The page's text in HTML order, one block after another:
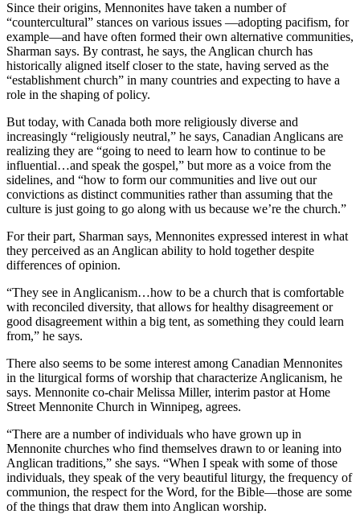
Since their origins, Mennonites have taken a number of
“countercultural” stances on various issues —adopting pacifism, for
example—and have often formed their own alternative communities,
Sharman says. By contrast, he says, the Anglican church has
historically aligned itself closer to the state, having served as the
“establishment church” in many countries and expecting to have a
role in the shaping of policy.
But today, with Canada both more religiously diverse and
increasingly “religiously neutral,” he says, Canadian Anglicans are
realizing they are “going to need to learn how to continue to be
influential…and speak the gospel,” but more as a voice from the
sidelines, and “how to form our communities and live out our
convictions as distinct communities rather than assuming that the
culture is just going to go along with us because we’re the church.”
For their part, Sharman says, Mennonites expressed interest in what
they perceived as an Anglican ability to hold together despite
differences of opinion.
“They see in Anglicanism…how to be a church that is comfortable
with reconciled diversity, that allows for healthy disagreement or
good disagreement within a big tent, as something they could learn
from,” he says.
There also seems to be some interest among Canadian Mennonites
in the liturgical forms of worship that characterize Anglicanism, he
says. Mennonite co-chair Melissa Miller, interim pastor at Home
Street Mennonite Church in Winnipeg, agrees.
“There are a number of individuals who have grown up in
Mennonite churches who find themselves drawn to or leaning into
Anglican traditions,” she says. “When I speak with some of those
individuals, they speak of the very beautiful liturgy, the frequency of
communion, the respect for the Word, for the Bible—those are some
of the things that draw them into Anglican worship.